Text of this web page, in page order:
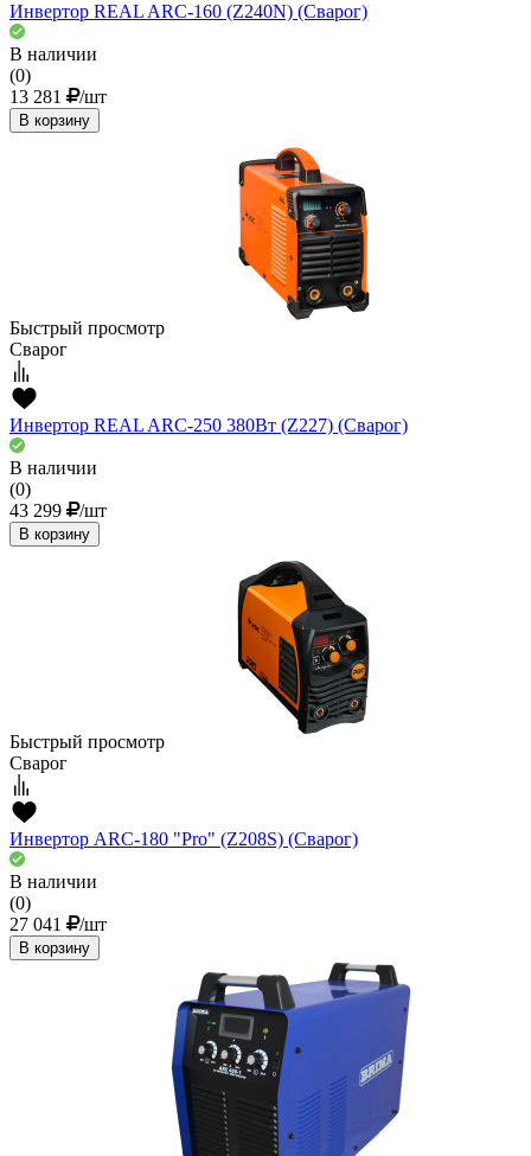
Инвертор REAL ARC-160 (Z240N) (Сварог)
В наличии
(0)
13 281
/шт
В корзину
Быстрый просмотр
Сварог
Инвертор REAL ARC-250 380Вт (Z227) (Сварог)
В наличии
(0)
43 299
/шт
В корзину
Быстрый просмотр
Сварог
Инвертор ARC-180 "Pro" (Z208S) (Сварог)
В наличии
(0)
27 041
/шт
В корзину